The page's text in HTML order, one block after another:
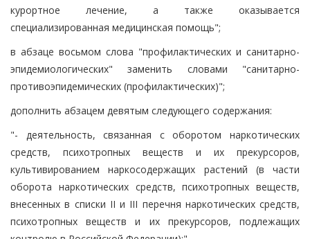
курортное лечение, а также оказывается
специализированная медицинская помощь";
в абзаце восьмом слова "профилактических и санитарно-
эпидемиологических" заменить словами "санитарно-
противоэпидемических (профилактических)";
дополнить абзацем девятым следующего содержания:
"- деятельность, связанная с оборотом наркотических
средств, психотропных веществ и их прекурсоров,
культивированием наркосодержащих растений (в части
оборота наркотических средств, психотропных веществ,
внесенных в списки II и III перечня наркотических средств,
психотропных веществ и их прекурсоров, подлежащих